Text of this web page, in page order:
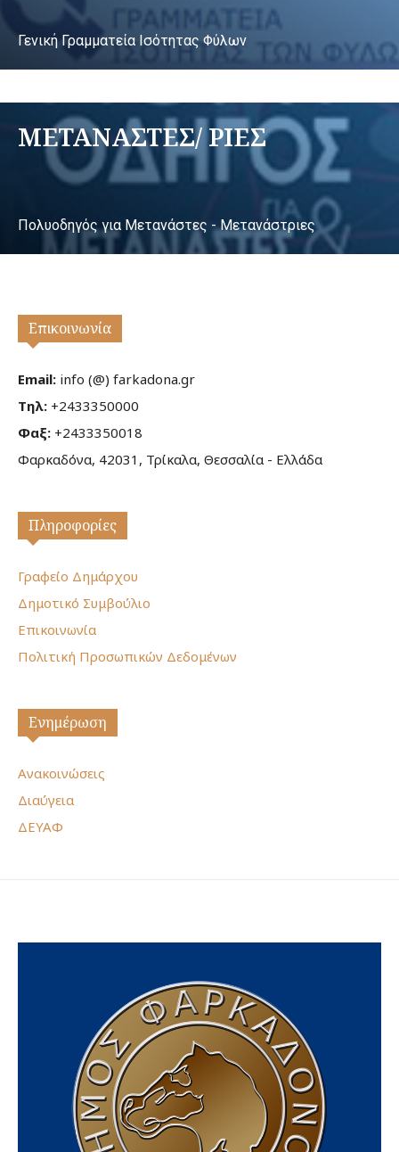
Γενική Γραμματεία Ισότητας Φύλων
ΜΕΤΑΝΑΣΤΕΣ/ ΡΙΕΣ
Πολυοδηγός για Μετανάστες - Μετανάστριες
Επικοινωνία
Email: info (@) farkadona.gr
Τηλ: +2433350000
Φαξ: +2433350018
Φαρκαδόνα, 42031, Τρίκαλα, Θεσσαλία - Ελλάδα
Πληροφορίες
Γραφείο Δημάρχου
Δημοτικό Συμβούλιο
Επικοινωνία
Πολιτική Προσωπικών Δεδομένων
Ενημέρωση
Ανακοινώσεις
Διαύγεια
ΔΕΥΑΦ